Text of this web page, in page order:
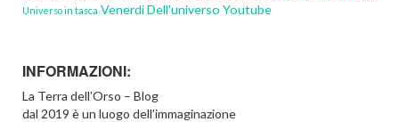
Universo in tasca Venerdi Dell'universo Youtube
INFORMAZIONI:
La Terra dell’Orso – Blog
dal 2019 è un luogo dell’immaginazione